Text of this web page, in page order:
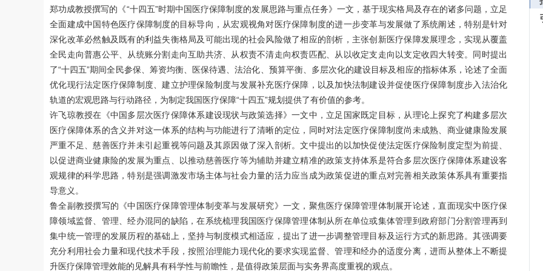
郑功成教授撰写的《“十四五”时期中国医疗保障制度的发展思路与重点任务》一文，基于现实格局及存在的诸多问题，立足
全面建成中国特色医疗保障制度的目标导向，从宏观视角对医疗保障制度的进一步变革与发展做了系统阐述，特别是针对
深化改革必然触及既有的利益失衡格局及可能出现的社会风险做了相应的剖析，主张创新医疗保障发展理念，实现从覆盖
全民走向普惠公平、从统账分割走向互助共济、从权责不清走向权责匹配、从以收定支走向以支定收四大转变。同时提出
了“十四五”期间全民参保、筹资均衡、医保待遇、法治化、预算平衡、多层次化的建设目标及相应的指标体系，论述了全面
优化现行法定医疗保障制度、建立护理保险制度与发展补充医疗保障，以及加快法制建设并促使医疗保障制度步入法治化
轨道的宏观思路与行动路径，为制定我国医疗保障“十四五”规划提供了有价值的参考。
许飞琼教授在《中国多层次医疗保障体系建设现状与政策选择》一文中，立足国家既定目标，从理论上探究了构建多层次
医疗保障体系的含义并对这一体系的结构与功能进行了清晰的定位，同时对法定医疗保障制度尚未成熟、商业健康险发展
严重不足、慈善医疗并未引起重视等问题及其原因做了深入剖析。文中提出的以加快促使法定医疗保险制度定型为前提、
以促进商业健康险的发展为重点、以推动慈善医疗等为辅助并建立精准的政策支持体系是符合多层次医疗保障体系建设客
观规律的科学思路，特别是强调激发市场主体与社会力量的活力应当成为政策促进的重点对完善相关政策体系具有重要指
导意义。
鲁全副教授撰写的《中国医疗保障管理体制变革与发展研究》一文，聚焦医疗保障管理体制展开论述，直面现实中医疗保
障领域监督、管理、经办混同的缺陷，在系统梳理我国医疗保障管理体制从所在单位或集体管理到政府部门分割管理再到
集中统一管理的发展历程的基础上，坚持与制度模式相适应，提出了进一步调整管理目标及运行方式的新思路。其强调要
充分利用社会力量和现代技术手段，按照治理能力现代化的要求实现监督、管理和经办的适度分离，进而从整体上不断提
升医疗保障管理效能的见解具有科学性与前瞻性，是值得政策层面与实务界高度重视的观点。